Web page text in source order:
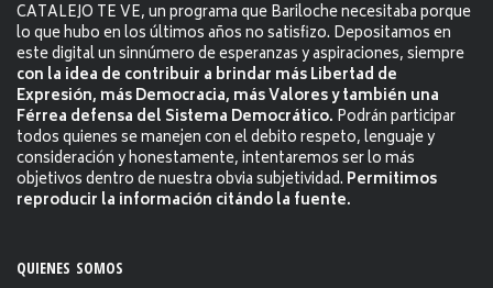
CATALEJO TE VE, un programa que Bariloche necesitaba porque
lo que hubo en los últimos años no satisfizo. Depositamos en
este digital un sinnúmero de esperanzas y aspiraciones, siempre
con la idea de contribuir a brindar más Libertad de
Expresión, más Democracia, más Valores y también una
Férrea defensa del Sistema Democrático. Podrán participar
todos quienes se manejen con el debito respeto, lenguaje y
consideración y honestamente, intentaremos ser lo más
objetivos dentro de nuestra obvia subjetividad. Permitimos
reproducir la información citándo la fuente.
QUIENES SOMOS